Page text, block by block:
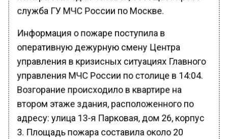
служба ГУ МЧС России по Москве.
Информация о пожаре поступила в
оперативную дежурную смену Центра
управления в кризисных ситуациях Главного
управления МЧС России по столице в 14:04.
Возгорание происходило в квартире на
втором этаже здания, расположенного по
адресу: улица 13-я Парковая, дом 26, корпус
3. Площадь пожара составила около 20